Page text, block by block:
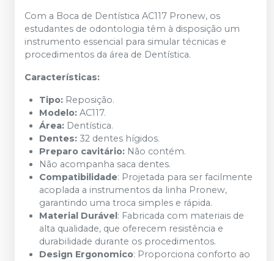
Com a Boca de Dentística AC117 Pronew, os
estudantes de odontologia têm à disposição um
instrumento essencial para simular técnicas e
procedimentos da área de Dentística.
Características:
Tipo: Reposição.
Modelo: AC117.
Área: Dentística.
Dentes: 32 dentes hígidos.
Preparo cavitário: Não contém.
Não acompanha saca dentes.
Compatibilidade: Projetada para ser facilmente
acoplada a instrumentos da linha Pronew,
garantindo uma troca simples e rápida.
Material Durável: Fabricada com materiais de
alta qualidade, que oferecem resistência e
durabilidade durante os procedimentos.
Design Ergonomico: Proporciona conforto ao